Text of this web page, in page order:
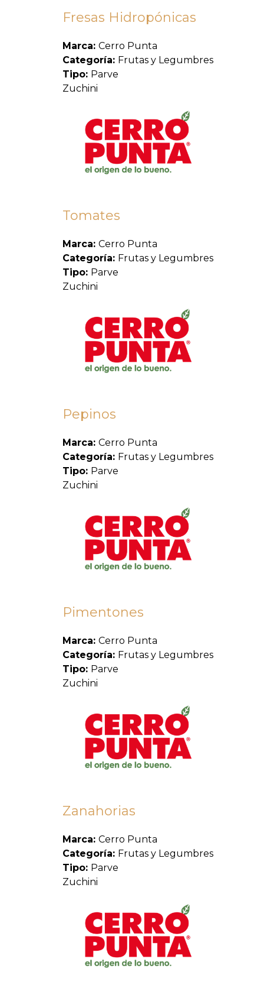
Fresas Hidropónicas
Marca: Cerro Punta
Categoría: Frutas y Legumbres
Tipo: Parve
Zuchini
Tomates
Marca: Cerro Punta
Categoría: Frutas y Legumbres
Tipo: Parve
Zuchini
Pepinos
Marca: Cerro Punta
Categoría: Frutas y Legumbres
Tipo: Parve
Zuchini
Pimentones
Marca: Cerro Punta
Categoría: Frutas y Legumbres
Tipo: Parve
Zuchini
Zanahorias
Marca: Cerro Punta
Categoría: Frutas y Legumbres
Tipo: Parve
Zuchini